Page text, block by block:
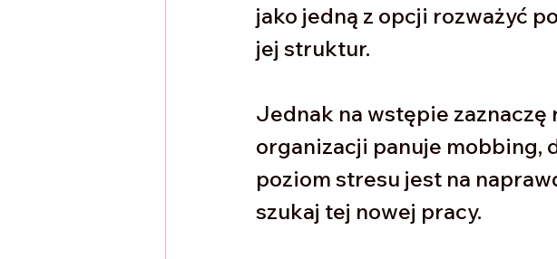
jako jedną z opcji rozważyć
jej struktur.
Jednak na wstępie zaznaczę
organizacji panuje mobbing,
poziom stresu jest na
szukaj tej nowej pracy.